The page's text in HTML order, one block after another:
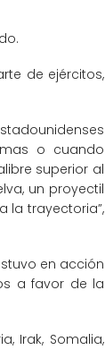
de ejércitos,
o cuando
superior al
un proyectil
trayectoria”,
en acción
a favor de la
Irak, Somalia,